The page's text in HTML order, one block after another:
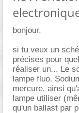
bonjour,
si tu veux un
précises pour
réaliser un... Le
lampe fluo,
mercure, ainsi
lampe utiliser
qu'un ballast par